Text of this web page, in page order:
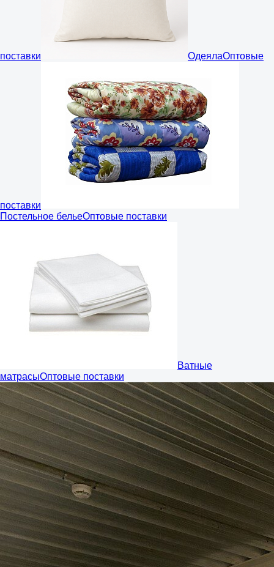
поставки ОдеялаОптовые
поставки
Постельное бельеОптовые поставки
Ватные
матрасыОптовые поставки